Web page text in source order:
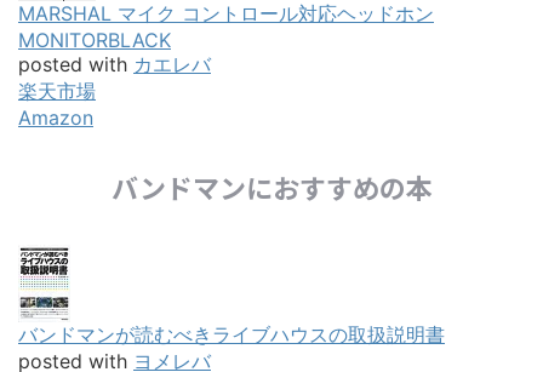
MARSHAL マイク コントロール対応ヘッドホン
MONITORBLACK
posted with カエレバ
楽天市場
Amazon
バンドマンにおすすめの本
バンドマンが読むべきライブハウスの取扱説明書
posted with ヨメレバ